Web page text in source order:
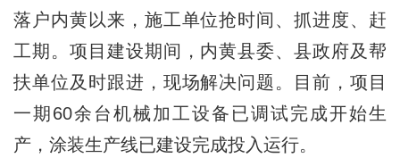
落户内黄以来，施工单位抢时间、抓进度、赶
工期。项目建设期间，内黄县委、县政府及帮
扶单位及时跟进，现场解决问题。目前，项目
一期60余台机械加工设备已调试完成开始生
产，涂装生产线已建设完成投入运行。